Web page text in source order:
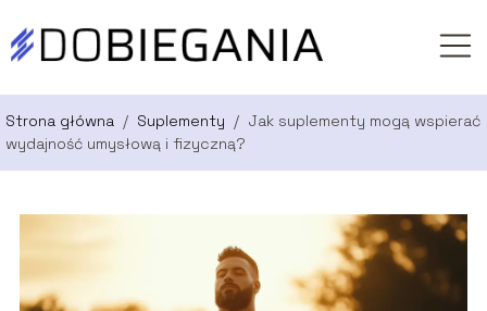
Strona główna / Suplementy / Jak suplementy mogą wspierać
wydajność umysłową i fizyczną?